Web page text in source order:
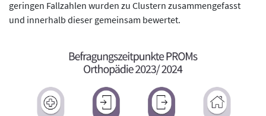
geringen Fallzahlen wurden zu Clustern zusammengefasst
und innerhalb dieser gemeinsam bewertet.